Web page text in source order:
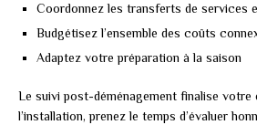
Coordonnez les transferts de services
Budgétisez l’ensemble des coûts
Adaptez votre préparation à la saison
Le suivi post-déménagement finalise votre
l’installation, prenez le temps d’évaluer